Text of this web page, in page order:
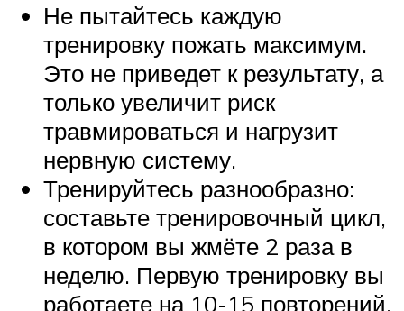
Не пытайтесь каждую
тренировку пожать максимум.
Это не приведет к результату, а
только увеличит риск
травмироваться и нагрузит
нервную систему.
Тренируйтесь разнообразно:
составьте тренировочный цикл,
в котором вы жмёте 2 раза в
неделю. Первую тренировку вы
работаете на 10-15 повторений,